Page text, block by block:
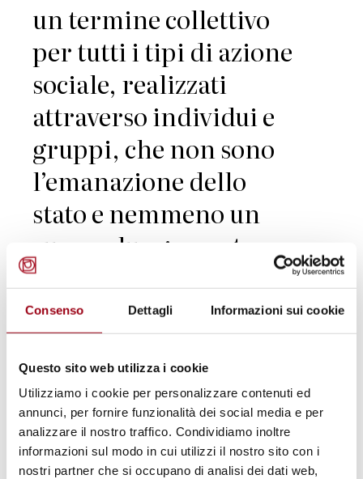
Consenso Dettagli Informazioni sui cookie
Questo sito web utilizza i cookie
Utilizziamo i cookie per personalizzare contenuti ed
annunci, per fornire funzionalità dei social media e per
analizzare il nostro traffico. Condividiamo inoltre
informazioni sul modo in cui utilizzi il nostro sito con i
nostri partner che si occupano di analisi dei dati web,
un termine collettivo
per tutti i tipi di azione
sociale, realizzati
attraverso individui e
gruppi, che non sono
l’emanazione dello
stato e nemmeno un
suo prolungamento.
Ciò che caratterizza il
concetto di società
civile è la sua natura
dinamica, il fatto che
esso significhi sia
situazione sia azione.